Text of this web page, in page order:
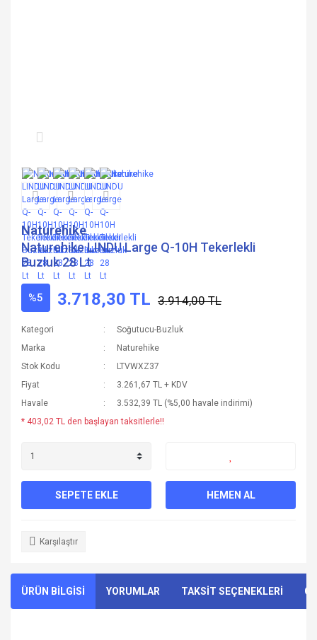
Naturehike
Naturehike LINDU Large Q-10H Tekerlekli
Buzluk 28 Lt
%5 3.718,30 TL 3.914,00 TL
Kategori
Soğutucu-Buzluk
Marka
Naturehike
Stok Kodu
LTVWXZ37
Fiyat
3.261,67 TL + KDV
Havale
3.532,39 TL (%5,00 havale indirimi)
* 403,02 TL den başlayan taksitlerle!!
SEPETE EKLE HEMEN AL
Karşılaştır
ÜRÜN BİLGİSİ YORUMLAR TAKSİT SEÇENEKLERİ